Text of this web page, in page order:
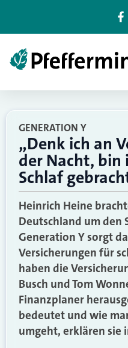
GENERATION Y
„Denk ich an
der Nacht, bin
Schlaf
Heinrich Heine
Deutschland um den
Generation Y sorgt
Versicherungen für
haben die
Busch und Tom
Finanzplaner
bedeutet und wie
umgeht, erklären sie